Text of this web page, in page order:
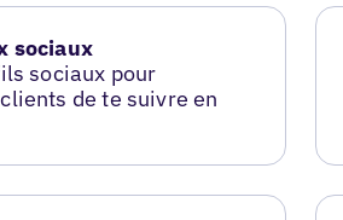
sociaux
sociaux pour
de te suivre en